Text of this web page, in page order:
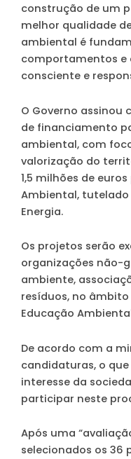
construção de um
melhor qualidade
ambiental é
comportamentos e
consciente e
O Governo
de financiamento
ambiental, com
valorização do
1,5 milhões de
Ambiental, tutelado
Energia.
Os projetos serão
organizações não-
ambiente,
resíduos, no
Educação
De acordo com a
candidaturas, o
interesse da
participar neste
Após uma
selecionados os 36